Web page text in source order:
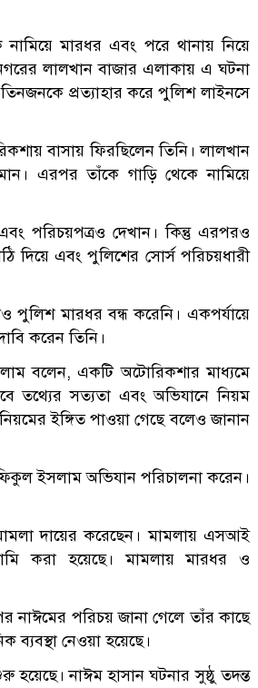
মারধর এবং পরে থানায় নিয়ে
লালখান বাজার এলাকায় এ ঘটনা
প্রত্যাহার করে পুলিশ লাইনসে
বাসায় ফিরছিলেন তিনি। লালখান
এরপর তাঁকে গাড়ি থেকে নামিয়ে
পরিচয়পত্রও দেখান। কিন্তু এরপরও
এবং পুলিশের সোর্স পরিচয়ধারী
পুলিশ মারধর বন্ধ করেনি। একপর্যায়ে
করেন তিনি।
বলেন, একটি অটোরিকশার মাধ্যমে
তথ্যের সত্যতা এবং অভিযানে নিয়ম
ইঙ্গিত পাওয়া গেছে বলেও জানান
ইসলাম অভিযান পরিচালনা করেন।
দায়ের করেছেন। মামলায় এসআই
করা হয়েছে। মামলায় মারধর ও
নাঈমের পরিচয় জানা গেলে তাঁর কাছে
ব্যবস্থা নেওয়া হয়েছে।
হয়েছে। নাঈম হাসান ঘটনার সুষ্ঠু তদন্ত